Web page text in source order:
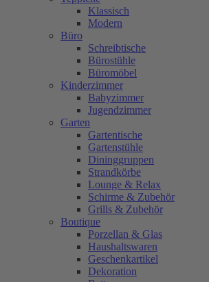
Klassisch
Modern
Büro
Schreibtische
Bürostühle
Büromöbel
Kinderzimmer
Babyzimmer
Jugendzimmer
Garten
Gartentische
Gartenstühle
Dininggruppen
Strandkörbe
Lounge & Relax
Schirme & Zubehör
Grills & Zubehör
Boutique
Porzellan & Glas
Haushaltswaren
Geschenkartikel
Dekoration